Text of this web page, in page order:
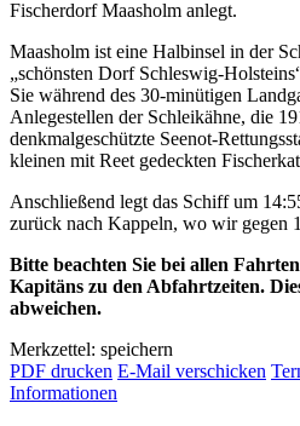
Fischerdorf Maasholm anlegt.
Maasholm ist eine Halbinsel in der
„schönsten Dorf Schleswig-
Sie während des 30-minütigen
Anlegestellen der Schleikähne, die
denkmalgeschützte Seenot-
kleinen mit Reet gedeckten
Anschließend legt das Schiff um
zurück nach Kappeln, wo wir gegen
Bitte beachten Sie bei allen
Kapitäns zu den Abfahrtzeiten.
abweichen.
Merkzettel: speichern
PDF drucken E-Mail verschicken
Informationen